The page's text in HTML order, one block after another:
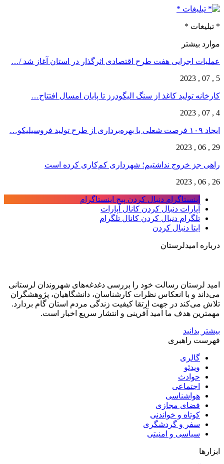
* تبلیغات *
موارد بیشتر
عملیات اجرایی هفت طرح اقتصادی اثرگذار در استان آغاز شد /…
5 , 07 , 2023
کارخانه تولید کاغذ از سنگ الیگودرز تا پایان امسال افتتاح…
4 , 07 , 2023
ایجاد ۱۰۹ فرصت شعلی با بهره‌برداری از طرح تولید فروسیلیکو…
29 , 06 , 2023
راهی جز خروج نداشتیم؛ شهرداری کم‌کاری کرده است
26 , 06 , 2023
اینستاگرام دنبال کردن پیج اینستاگرام
آپارات دنبال کردن کانال آپارات
تلگرام دنبال کردن کانال تلگرام
ایتا دنبال کردن
درباره امیدلرستان
امید لرستان رسالت خود را بررسی دغدغه‌های شهروندان لرستانی
می‌داند و با انعکاس نظرات کارشناسان، دانشگاهیان، پژوهشگران
تلاش می‌کند در جهت ارتقا کیفیت زندگی مردم استان گام بردارد.
مهمترین هدف ما امید آفرینی و انتشار سریع اخبار است.
بیشتر بدانید
فهرست راهبری
گالری
ویدئو
حوادث
اجتماعی
هواشناسی
فضای مجازی
کوتاه و خواندنی
سفر و گردشگری
سیاسی و امنیتی
ابزارها